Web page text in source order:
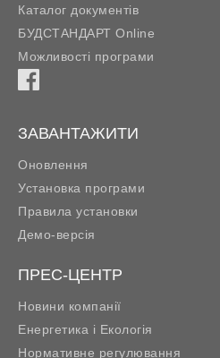
Каталог документів
БУДСТАНДАРТ Online
Можливості програми
ЗАВАНТАЖИТИ
Оновлення
Установка програми
Правила установки
Демо-версія
ПРЕС-ЦЕНТР
Новини компанії
Енергетика і Екологія
Нормативне регулювання